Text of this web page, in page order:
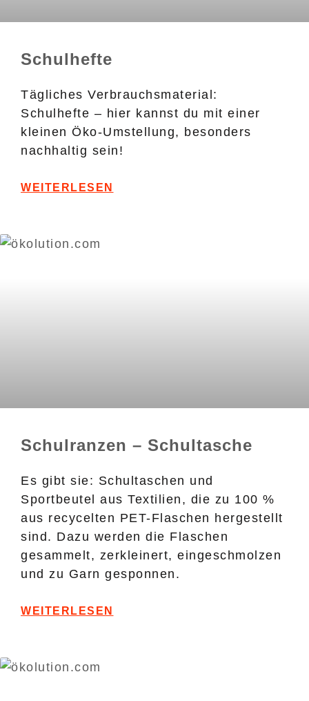
Schulhefte
Tägliches Verbrauchsmaterial:
Schulhefte – hier kannst du mit einer
kleinen Öko-Umstellung, besonders
nachhaltig sein!
WEITERLESEN
Schulranzen – Schultasche
Es gibt sie: Schultaschen und
Sportbeutel aus Textilien, die zu 100 %
aus recycelten PET-Flaschen hergestellt
sind. Dazu werden die Flaschen
gesammelt, zerkleinert, eingeschmolzen
und zu Garn gesponnen.
WEITERLESEN